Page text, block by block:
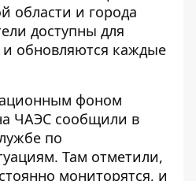
области и города
доступны для
обновляются каждые
фоном
ЧАЭС сообщили в
по
. Там отметили,
мониторятся, и